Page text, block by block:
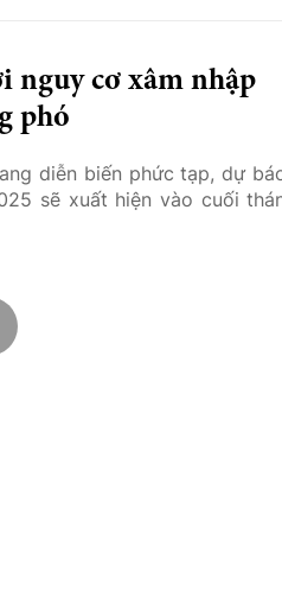
nguy cơ xâm nhập
phó
diễn biến phức tạp, dự
sẽ xuất hiện vào cuối